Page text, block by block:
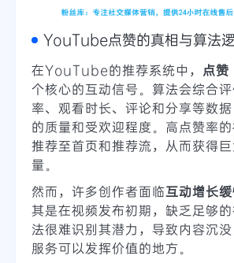
YouTube点赞的真相与算法
在YouTube的推荐系统中， 点赞
个核心的互动信号。算法会综合
率、观看时长、评论和分享等数
的质量和受欢迎程度。高点赞率
推荐至首页和推荐流，从而获得
量。
然而，许多创作者面临互动增长
其是在视频发布初期，缺乏足够
法很难识别其潜力，导致内容沉
服务可以发挥价值的地方。